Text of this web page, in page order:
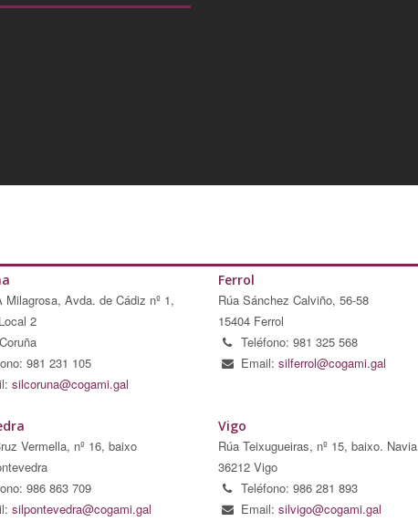
Milagrosa, Avda. de Cádiz nº 1,
2
981 231 105
silcoruna@cogami.gal
Ferrol
Rúa Sánchez Calviño, 56-58
15404 Ferrol
Teléfono: 981 325 568
Email: silferrol@cogami.gal
Vermella, nº 16, baixo
986 863 709
silpontevedra@cogami.gal
Vigo
Rúa Teixugueiras, nº 15, baixo. Navia
36212 Vigo
Teléfono: 986 281 893
Email: silvigo@cogami.gal